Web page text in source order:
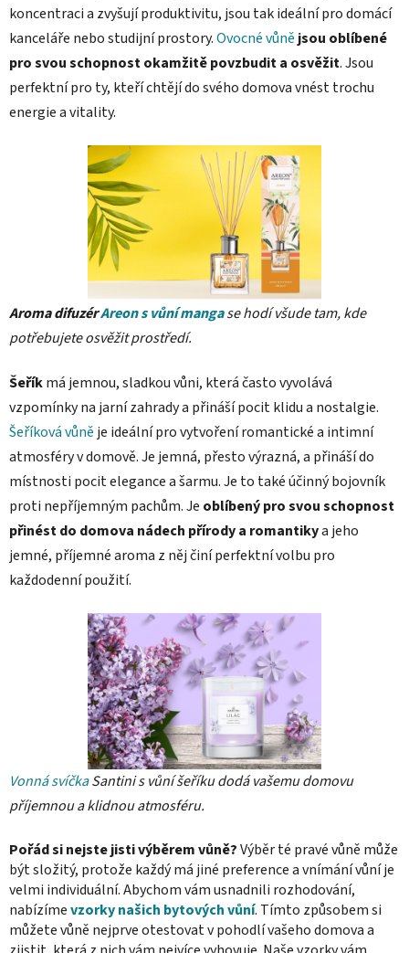
koncentraci a zvyšují produktivitu, jsou tak ideální pro domácí
kanceláře nebo studijní prostory.Ovocné vůně jsou oblíbené
pro svou schopnost okamžitě povzbudit a osvěžit. Jsou
perfektní pro ty, kteří chtějí do svého domova vnést trochu
energie a vitality.
Aroma difuzérAreon s vůní mangase hodívšude tam, kde
potřebujete osvěžit prostředí.
Šeříkmá jemnou, sladkou vůni, která často vyvolává
vzpomínky na jarní zahrady a přináší pocit klidu a nostalgie.
Šeříková vůně je ideální pro vytvoření romantické a intimní
atmosféry v domově. Je jemná, přesto výrazná, a přináší do
místnosti pocit elegance a šarmu. Je to také účinný bojovník
proti nepříjemným pachům. Je oblíbený pro svou schopnost
přinést do domova nádech přírody a romantikya jeho
jemné, příjemné aroma z něj činí perfektní volbu pro
každodenní použití.
Vonná svíčkaSantini s vůní šeříku dodá vašemu domovu
příjemnou a klidnou atmosféru.
Pořád si nejste jisti výběrem vůně?Výběr té pravé vůně může
být složitý, protože každý má jiné preference a vnímání vůní je
velmi individuální. Abychom vám usnadnili rozhodování,
nabízímevzorky našich bytových vůní. Tímto způsobem si
můžete vůně nejprve otestovat v pohodlí vašeho domova a